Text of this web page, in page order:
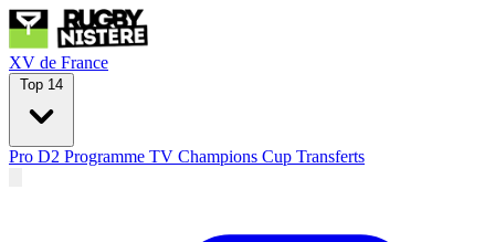
XV de France
Top 14
Pro D2 Programme TV Champions Cup Transferts